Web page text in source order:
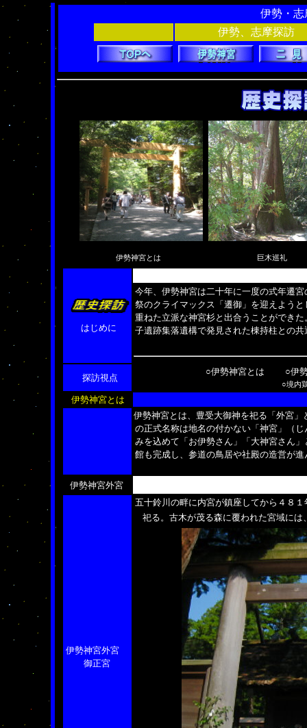
伊勢・志
伊勢、志摩探訪
伊勢神宮とは 巨木巡礼
はじめに
今年、伊勢神宮は二十年に一度の式年遷
祭のクライマックス「遷御」を迎えよう
重ねた立派な神宮杉と出合うことができ
子遺跡集落遺構で発見された棟持柱との
探訪視点
○伊勢神宮とは ○伊
○境内
伊勢神宮とは
伊勢神宮とは、豊受大御神を祀る「外宮
の正式名称は地名の付かない「神宮」（
みを込めて「お伊勢さん」「大神宮さん
館も完成し、参道の鳥居や社殿の造営が
伊勢神宮外宮
伊勢神宮外宮
御正宮
五十鈴川の畔に内宮が鎮座してから４８
祀る。古木が茂る森に覆われた宮域に